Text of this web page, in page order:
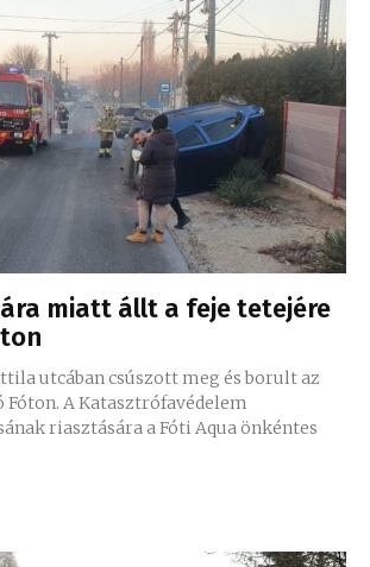
miatt állt a feje tetejére
utcában csúszott meg és borult az
riasztására a Fóti Aqua önkéntes